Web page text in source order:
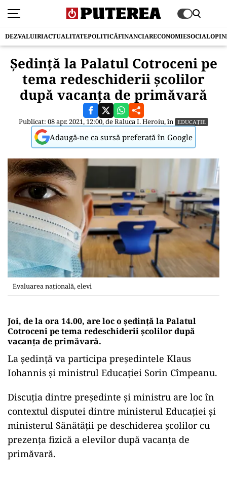
DEZVALUIRIACTUALITATEPOLITICĂFINANCIARECONOMIESOCIAL
Ședință la Palatul Cotroceni pe
tema redeschiderii școlilor
după vacanța de primăvară
Publicat: 08 apr. 2021, 12:00, deRaluca I. Heroiu, în EDUCAȚIE
Adaugă-ne ca sursă preferată în Google
Evaluarea națională, elevi
Joi, de la ora 14.00, are loc o ședință la Palatul
Cotroceni pe tema redeschiderii școlilor după
vacanța de primăvară.
La ședință va participa președintele Klaus
Iohannis și ministrul Educației Sorin Cîmpeanu.
Discuția dintre președinte și ministru are loc în
contextul disputei dintre ministerul Educației și
ministerul Sănătății pe deschiderea școlilor cu
prezența fizică a elevilor după vacanța de
primăvară.